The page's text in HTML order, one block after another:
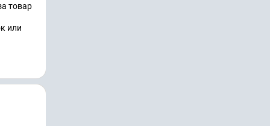
товар
или